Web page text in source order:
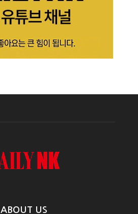
ABOUT US